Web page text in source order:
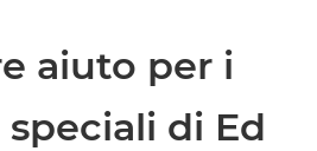
aiuto per i
di Ed